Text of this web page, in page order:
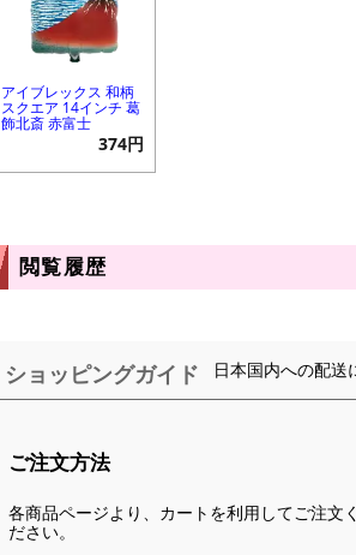
アイブレックス 和柄
スクエア 14インチ 葛
飾北斎 赤富士
374円
閲覧履歴
ショッピングガイド 日本国内への配送
ご注文方法
各商品ページより、カートを利用してご注文く
ださい。